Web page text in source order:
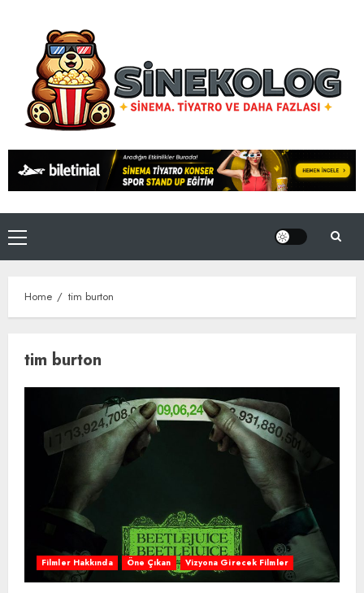
Primary
Menu
Home tim burton
tim burton
Filmler Hakkında Öne Çıkan Vizyona Girecek Filmler